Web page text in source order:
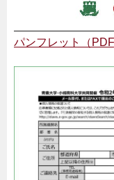
パンフレット（